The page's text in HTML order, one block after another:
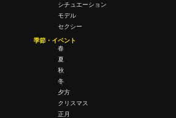
シチュエーション
モデル
セクシー
季節・イベント
春
夏
秋
冬
夕方
クリスマス
正月